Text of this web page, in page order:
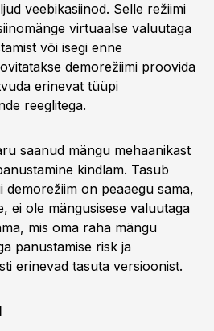
veebikasiinod. Selle režiimi
virtuaalse valuutaga
või isegi enne
demorežiimi proovida
erinevat tüüpi
reeglitega.
saanud mängu mehaanikast
kindlam. Tasub
demorežiim on peaaegu sama,
ei ole mängusisese valuutaga
mis oma raha mängu
panustamise risk ja
erinevad tasuta versioonist.